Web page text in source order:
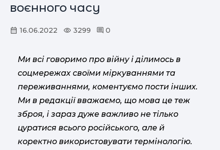
воєнного часу
16.06.2022 3299 0
Ми всі говоримо про війну і ділимось в
соцмережах своїми міркуваннями та
переживаннями, коментуємо пости інших.
Ми в редакції вважаємо, що мова це теж
зброя, і зараз дуже важливо не тілько
цуратися всього російського, але й
коректно використовувати термінологію.